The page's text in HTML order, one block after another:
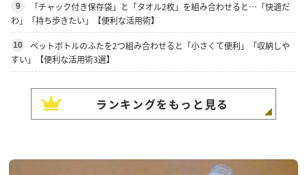
9
「チャック付き保存袋」と「タオル2枚」を組み合わせると…「快適だ
わ」「持ち歩きたい」【便利な活用術】
10
ペットボトルのふたを2つ組み合わせると「小さくて便利」「収納しや
すい」【便利な活用術3選】
ランキングをもっと見る